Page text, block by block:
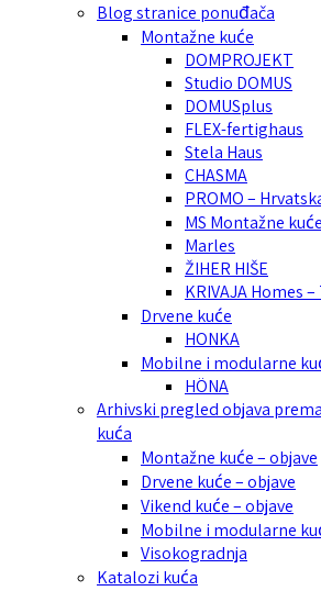
Blog stranice ponuđača
Montažne kuće
DOMPROJEKT
Studio DOMUS
DOMUSplus
FLEX-fertighaus
Stela Haus
CHASMA
PROMO –
MS Montažne kuće
Marles
ŽIHER HIŠE
KRIVAJA Homes
Drvene kuće
HONKA
Mobilne i modularne
HÖNA
Arhivski pregled objava
kuća
Montažne kuće – objave
Drvene kuće – objave
Vikend kuće – objave
Mobilne i modularne
Visokogradnja
Katalozi kuća